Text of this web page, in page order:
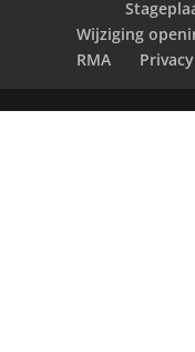
Wijziging
RMA